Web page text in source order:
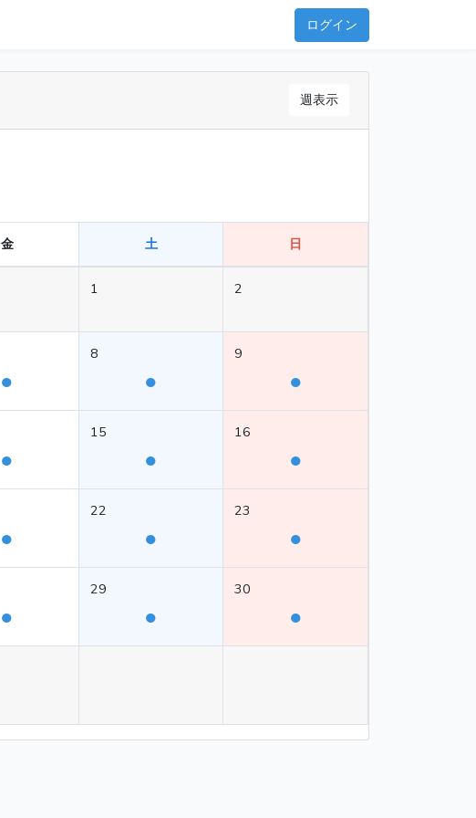
ログイン
週表示
金 土 日
1 2
●
8
●
9
●
●
15
●
16
●
●
22
●
23
●
●
29
●
30
●